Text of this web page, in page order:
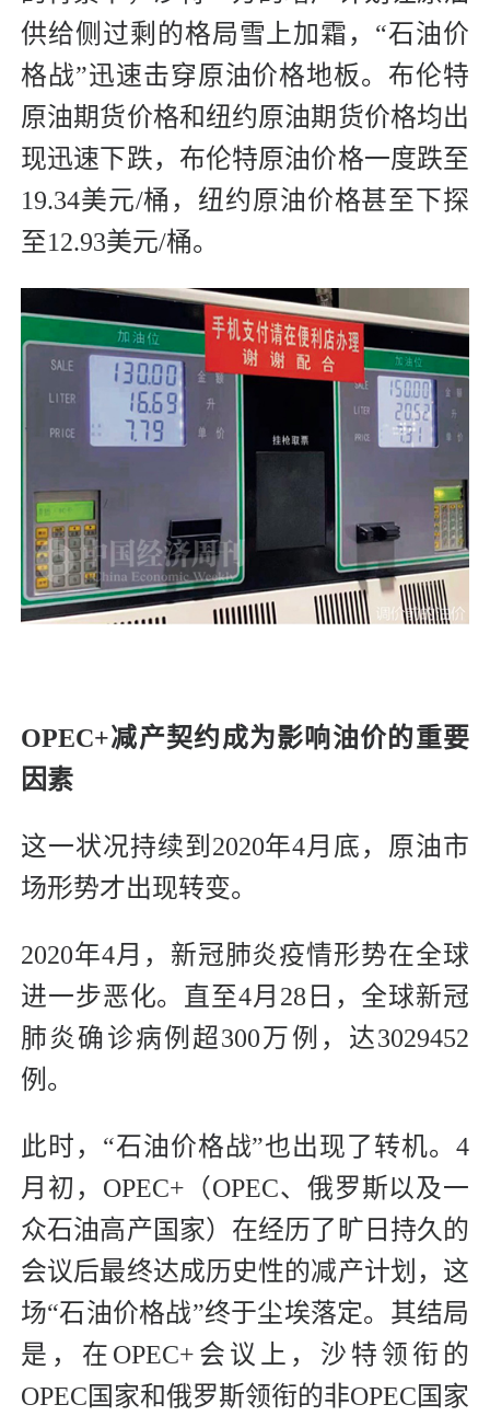
供给侧过剩的格局雪上加霜，“石油价
格战”迅速击穿原油价格地板。布伦特
原油期货价格和纽约原油期货价格均出
现迅速下跌，布伦特原油价格一度跌至
19.34美元/桶，纽约原油价格甚至下探
至12.93美元/桶。
OPEC+减产契约成为影响油价的重要
因素
这一状况持续到2020年4月底，原油市
场形势才出现转变。
2020年4月，新冠肺炎疫情形势在全球
进一步恶化。直至4月28日，全球新冠
肺炎确诊病例超300万例，达3029452
例。
此时，“石油价格战”也出现了转机。4
月初，OPEC+（OPEC、俄罗斯以及一
众石油高产国家）在经历了旷日持久的
会议后最终达成历史性的减产计划，这
场“石油价格战”终于尘埃落定。其结局
是，在OPEC+会议上，沙特领衔的
OPEC国家和俄罗斯领衔的非OPEC国家